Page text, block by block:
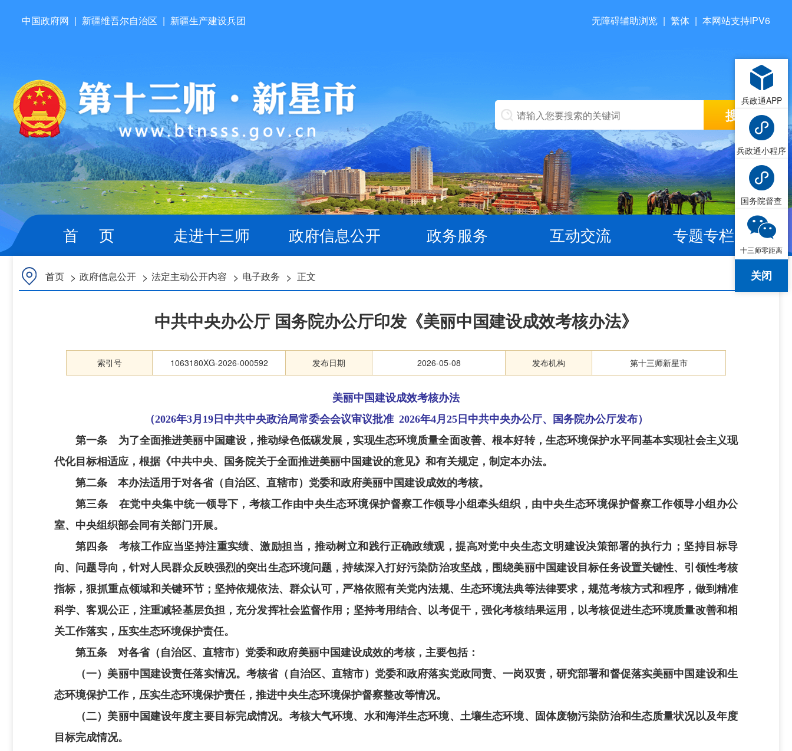
中国政府网 | 新疆维吾尔自治区 | 新疆生产建设兵团 无障碍辅助浏览 | 繁体 | 本网站支持IPV6
首 页 走进十三师 政府信息公开 政务服务 互动交流 专题专栏
首页 > 政府信息公开 > 法定主动公开内容 > 电子政务 > 正文
中共中央办公厅 国务院办公厅印发《美丽中国建设成效考核办法》
索引号 1063180XG-2026-000592 发布日期 2026-05-08 发布机构 第十三师新星市
美丽中国建设成效考核办法
（2026年3月19日中共中央政治局常委会会议审议批准 2026年4月25日中共中央办公厅、国务院办公厅发布）
第一条 为了全面推进美丽中国建设，推动绿色低碳发展，实现生态环境质量全面改善、根本好转，生态环境保护水平同基本实现社会主义现
代化目标相适应，根据《中共中央、国务院关于全面推进美丽中国建设的意见》和有关规定，制定本办法。
第二条 本办法适用于对各省（自治区、直辖市）党委和政府美丽中国建设成效的考核。
第三条 在党中央集中统一领导下，考核工作由中央生态环境保护督察工作领导小组牵头组织，由中央生态环境保护督察工作领导小组办公
室、中央组织部会同有关部门开展。
第四条 考核工作应当坚持注重实绩、激励担当，推动树立和践行正确政绩观，提高对党中央生态文明建设决策部署的执行力；坚持目标导
向、问题导向，针对人民群众反映强烈的突出生态环境问题，持续深入打好污染防治攻坚战，围绕美丽中国建设目标任务设置关键性、引领性考核
指标，狠抓重点领域和关键环节；坚持依规依法、群众认可，严格依照有关党内法规、生态环境法典等法律要求，规范考核方式和程序，做到精准
科学、客观公正，注重减轻基层负担，充分发挥社会监督作用；坚持考用结合、以考促干，强化考核结果运用，以考核促进生态环境质量改善和相
关工作落实，压实生态环境保护责任。
第五条 对各省（自治区、直辖市）党委和政府美丽中国建设成效的考核，主要包括：
（一）美丽中国建设责任落实情况。考核省（自治区、直辖市）党委和政府落实党政同责、一岗双责，研究部署和督促落实美丽中国建设和生
态环境保护工作，压实生态环境保护责任，推进中央生态环境保护督察整改等情况。
（二）美丽中国建设年度主要目标完成情况。考核大气环境、水和海洋生态环境、土壤生态环境、固体废物污染防治和生态质量状况以及年度
目标完成情况。
兵政通APP
兵政通小程序
国务院督查
十三师零距离
关闭